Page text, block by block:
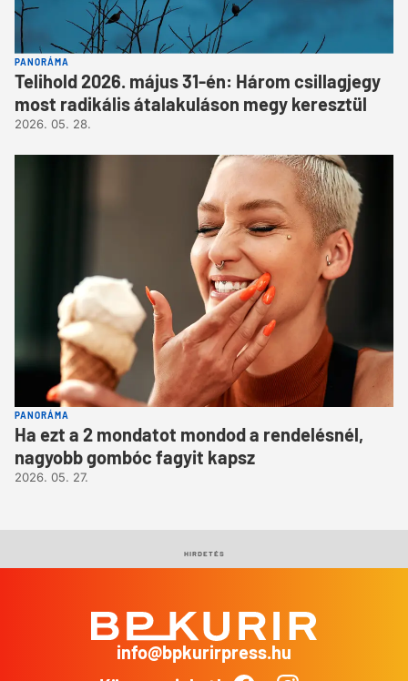
PANORÁMA
Telihold 2026. május 31-én: Három csillagjegy
most radikális átalakuláson megy keresztül
2026. 05. 28.
PANORÁMA
Ha ezt a 2 mondatot mondod a rendelésnél,
nagyobb gombóc fagyit kapsz
2026. 05. 27.
HIRDETÉS
info@bpkurirpress.hu